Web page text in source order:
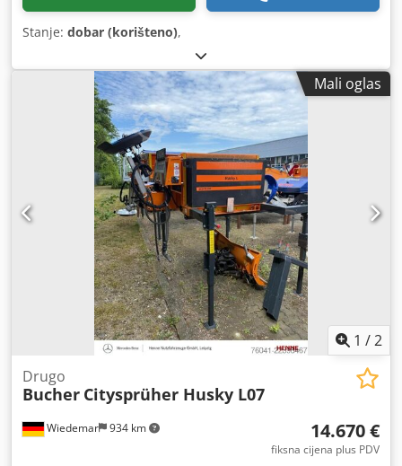
Stanje: dobar (korišteno),
Mali oglas
1 /2
Wiedemar 934 km
Drugo
Bucher Citysprüher Husky L07
14.670 €
fiksna cijena plus PDV